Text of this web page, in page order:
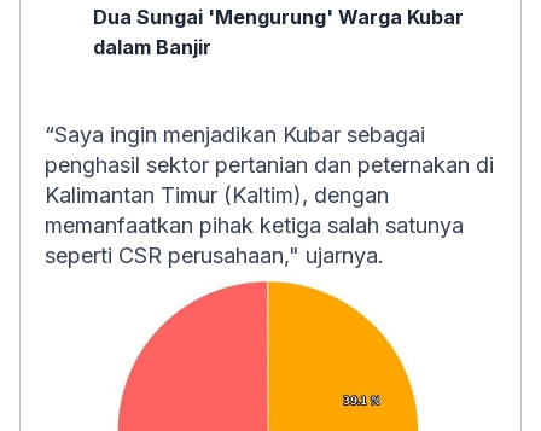
Dua Sungai 'Mengurung' Warga Kubar
dalam Banjir
“Saya ingin menjadikan Kubar sebagai
penghasil sektor pertanian dan peternakan di
Kalimantan Timur (Kaltim), dengan
memanfaatkan pihak ketiga salah satunya
seperti CSR perusahaan," ujarnya.